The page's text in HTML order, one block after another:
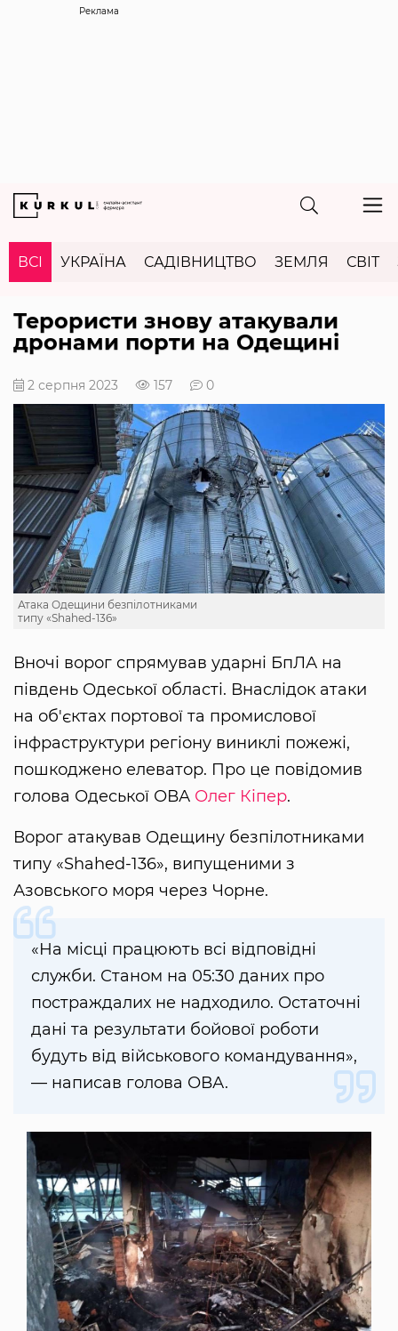
Реклама
ВСІ УКРАЇНА САДІВНИЦТВО ЗЕМЛЯ СВІТ
Терористи знову атакували
дронами порти на Одещині
2 серпня 2023 157 0
Атака Одещини безпілотниками
типу «Shahed-136»
Вночі ворог спрямував ударні БпЛА на
південь Одеської області. Внаслідок атаки
на об'єктах портової та промислової
інфраструктури регіону виниклі пожежі,
пошкоджено елеватор. Про це повідомив
голова Одеської ОВА Олег Кіпер.
Ворог атакував Одещину безпілотниками
типу «Shahed-136», випущеними з
Азовського моря через Чорне.
«На місці працюють всі відповідні
служби. Станом на 05:30 даних про
постраждалих не надходило. Остаточні
дані та результати бойової роботи
будуть від військового командування»,
— написав голова ОВА.